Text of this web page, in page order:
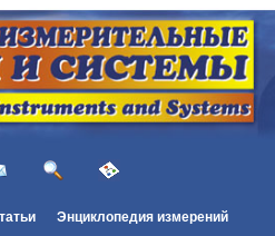
Энциклопедия измерений